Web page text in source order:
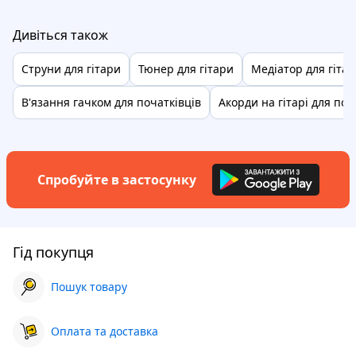
Дивіться також
Струни для гітари Тюнер для гітари Медіатор для
В'язання гачком для початківців Акорди на гітарі для
Спробуйте в застосунку
Гід покупця
Пошук товару
Оплата та доставка